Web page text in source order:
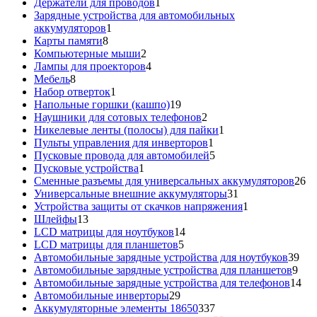
Держатели для проводов
товар
Зарядные устройства для автомобильных
аккумуляторов1
Карты памяти88
товаров
Компьютерные мыши2
товара
Лампы для проекторов44
Мебель88
товаров
Набор отверток1
товар
Напольные горшки (кашпо)1919
товаров
Наушники для сотовых телефонов2
товара
Никелевые ленты (полосы) для пайки1
Пульты управления для инверторов1
товар
Пусковые провода для автомобилей55
Пусковые устройства1
товар
Сменные разъемы для универсальных аккумуляторов2626
Универсальные внешние аккумуляторы31
товар
Устройства защиты от скачков напряжения1
Шлейфы1313
товаров
LCD матрицы для ноутбуков1414
LCD матрицы для планшетов55
товаров
Автомобильные зарядные устройства для ноутбуков3939
Автомобильные зарядные устройства для планшетов99
Автомобильные зарядные устройства для телефонов1414
Автомобильные инверторы2929
товаров
Аккумуляторные элементы 18650337337